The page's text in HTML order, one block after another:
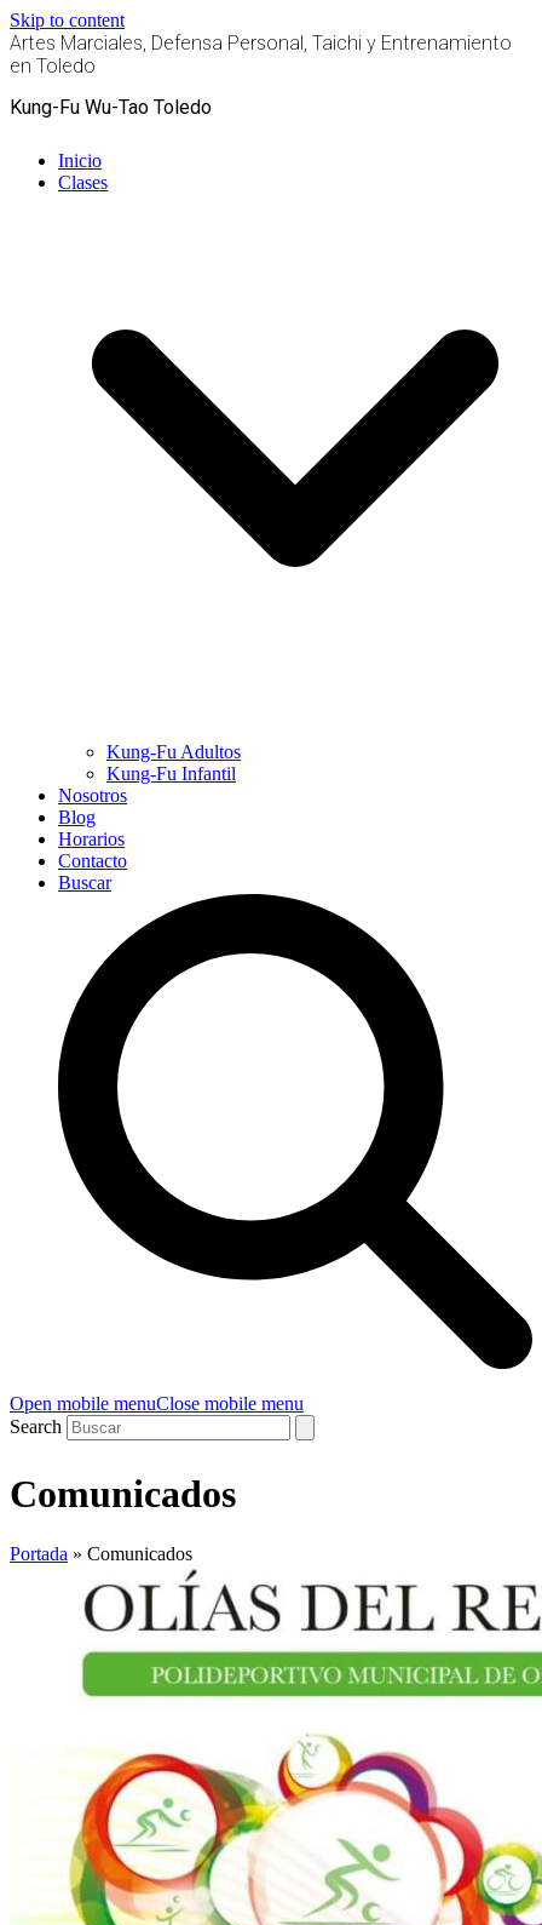
Skip to content
Artes Marciales, Defensa Personal, Taichi y Entrenamiento
en Toledo
Kung-Fu Wu-Tao Toledo
Inicio
Clases
Kung-Fu Adultos
Kung-Fu Infantil
Nosotros
Blog
Horarios
Contacto
Buscar
Open mobile menuClose mobile menu
Search
Comunicados
Portada » Comunicados